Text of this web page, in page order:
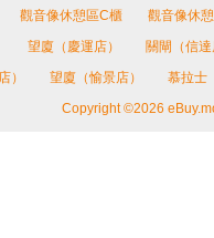
觀音像休憩區C櫃
觀音像休
望廈（慶運店）
關閘（信
） 望廈（愉景店）
慕拉士
Copyright ©2026